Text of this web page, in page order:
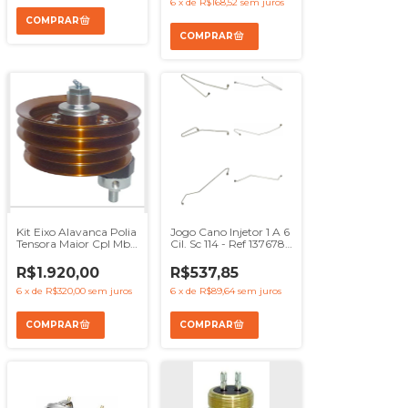
Kit Eixo Alavanca Polia
Tensora Maior Cpl Mbb
R$1.920,00
6 x de R$320,00 sem juros
Jogo Cano Injetor 1 A 6
Cil. Sc 114 - Ref 1376785
1376788 1376789
1376790
R$537,85
6 x de R$89,64 sem juros